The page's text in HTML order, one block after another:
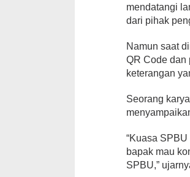
mendatangi
dari pihak
Namun saat
QR Code dan
keterangan
Seorang
“Kuasa
bapak mau
SPBU,”